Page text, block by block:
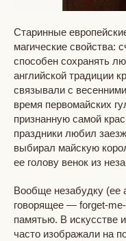
Старинные
магические свойства:
способен сохранять
английской традиции
связывали с
время первомайских
признанную самой
праздники любил
выбирал майскую
ее голову венок из
Вообще незабудку (ее
говорящее — forget-
памятью. В искусстве
часто изображали на